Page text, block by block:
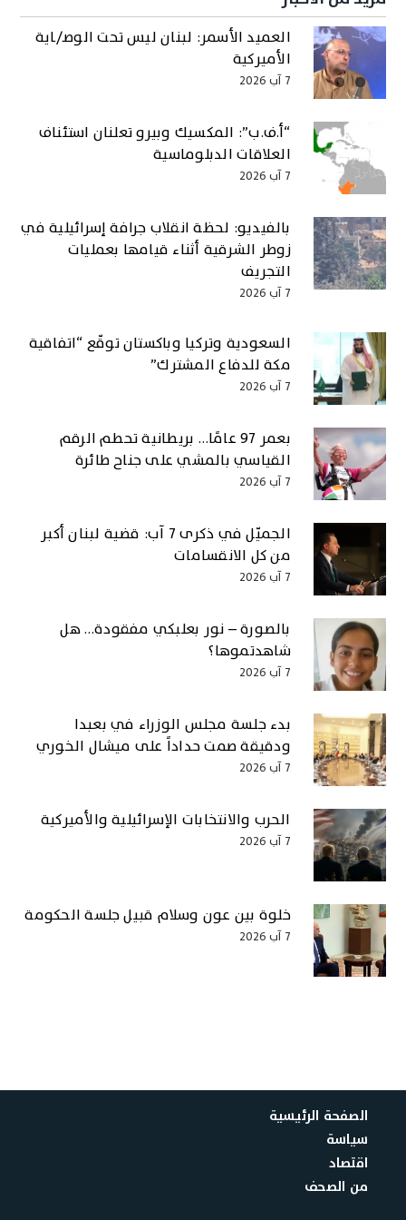
العميد الأسمر: لبنان ليس تحت الوصـ/ـاية
الأميركية
7 آب 2026
“أ.ف.ب”: المكسيك وبيرو تعلنان استئناف
العلاقات الدبلوماسية
7 آب 2026
بالفيديو: لحظة انقلاب جرافة إسرائيلية في
زوطر الشرقية أثناء قيامها بعمليات
التجريف
7 آب 2026
السعودية وتركيا وباكستان توقّع “اتفاقية
مكة للدفاع المشترك”
7 آب 2026
بعمر 97 عامًا… بريطانية تحطم الرقم
القياسي بالمشي على جناح طائرة
7 آب 2026
الجميّل في ذكرى 7 آب: قضية لبنان أكبر
من كل الانقسامات
7 آب 2026
بالصورة – نور بعلبكي مفقودة… هل
شاهدتموها؟
7 آب 2026
بدء جلسة مجلس الوزراء في بعبدا
ودقيقة صمت حداداً على ميشال الخوري
7 آب 2026
الحرب والانتخابات الإسرائيلية والأميركية
7 آب 2026
خلوة بين عون وسلام قبيل جلسة الحكومة
7 آب 2026
الصفحة الرئيسية
سياسة
اقتصاد
من الصحف